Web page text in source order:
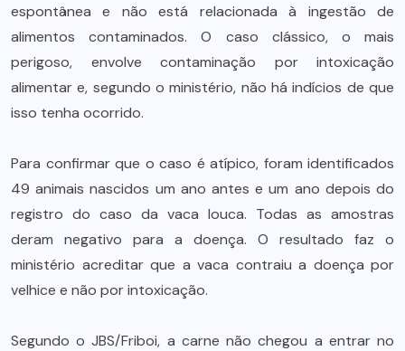
espontânea e não está relacionada à ingestão de
alimentos contaminados. O caso clássico, o mais
perigoso, envolve contaminação por intoxicação
alimentar e, segundo o ministério, não há indícios de que
isso tenha ocorrido.
Para confirmar que o caso é atípico, foram identificados
49 animais nascidos um ano antes e um ano depois do
registro do caso da vaca louca. Todas as amostras
deram negativo para a doença. O resultado faz o
ministério acreditar que a vaca contraiu a doença por
velhice e não por intoxicação.
Segundo o JBS/Friboi, a carne não chegou a entrar no